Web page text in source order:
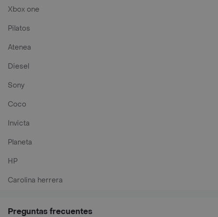
Xbox one
Pilatos
Atenea
Diesel
Sony
Coco
Invicta
Planeta
HP
Carolina herrera
Preguntas frecuentes